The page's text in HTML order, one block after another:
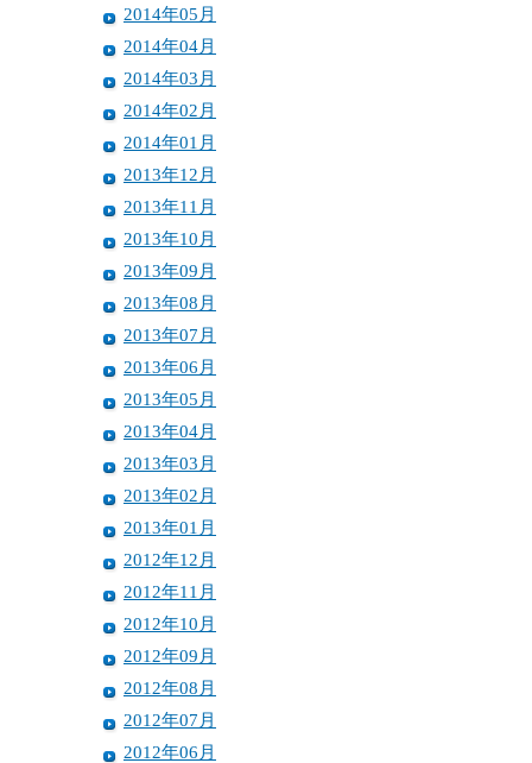
2014年05月
2014年04月
2014年03月
2014年02月
2014年01月
2013年12月
2013年11月
2013年10月
2013年09月
2013年08月
2013年07月
2013年06月
2013年05月
2013年04月
2013年03月
2013年02月
2013年01月
2012年12月
2012年11月
2012年10月
2012年09月
2012年08月
2012年07月
2012年06月